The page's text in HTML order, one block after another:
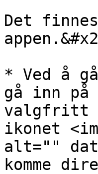
Det
* Ved å
gå inn på
valgfritt
ikonet
alt=""
komme